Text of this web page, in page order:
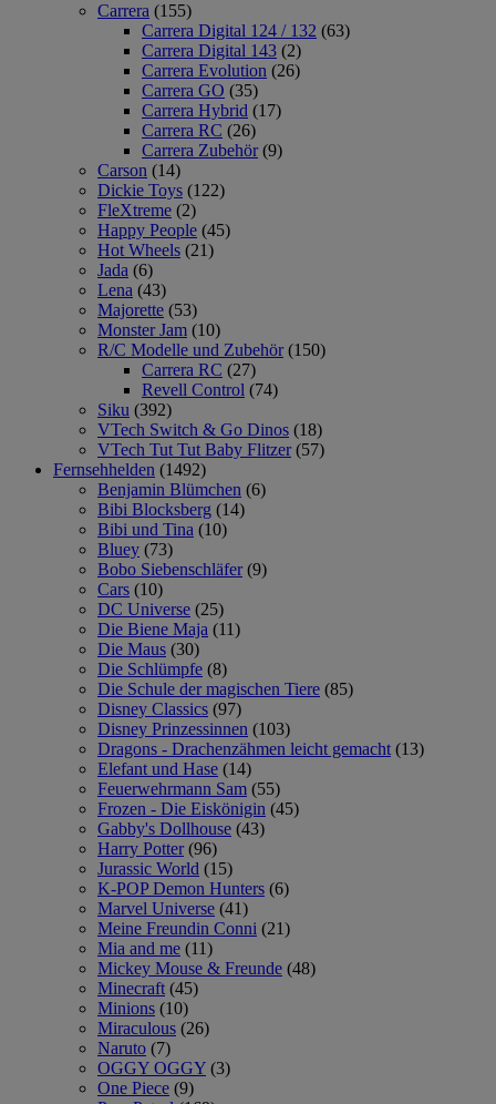
Carrera (155)
Carrera Digital 124 / 132 (63)
Carrera Digital 143 (2)
Carrera Evolution (26)
Carrera GO (35)
Carrera Hybrid (17)
Carrera RC (26)
Carrera Zubehör (9)
Carson (14)
Dickie Toys (122)
FleXtreme (2)
Happy People (45)
Hot Wheels (21)
Jada (6)
Lena (43)
Majorette (53)
Monster Jam (10)
R/C Modelle und Zubehör (150)
Carrera RC (27)
Revell Control (74)
Siku (392)
VTech Switch & Go Dinos (18)
VTech Tut Tut Baby Flitzer (57)
Fernsehhelden (1492)
Benjamin Blümchen (6)
Bibi Blocksberg (14)
Bibi und Tina (10)
Bluey (73)
Bobo Siebenschläfer (9)
Cars (10)
DC Universe (25)
Die Biene Maja (11)
Die Maus (30)
Die Schlümpfe (8)
Die Schule der magischen Tiere (85)
Disney Classics (97)
Disney Prinzessinnen (103)
Dragons - Drachenzähmen leicht gemacht (13)
Elefant und Hase (14)
Feuerwehrmann Sam (55)
Frozen - Die Eiskönigin (45)
Gabby's Dollhouse (43)
Harry Potter (96)
Jurassic World (15)
K-POP Demon Hunters (6)
Marvel Universe (41)
Meine Freundin Conni (21)
Mia and me (11)
Mickey Mouse & Freunde (48)
Minecraft (45)
Minions (10)
Miraculous (26)
Naruto (7)
OGGY OGGY (3)
One Piece (9)